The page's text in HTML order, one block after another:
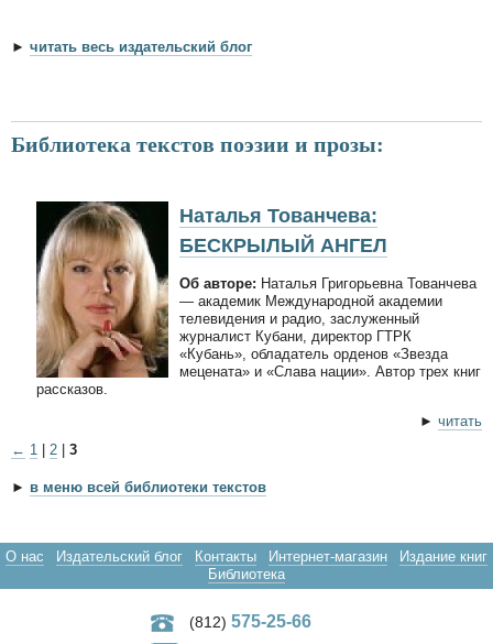
► читать весь издательский блог
Библиотека текстов поэзии и прозы:
Наталья Тованчева:
БЕСКРЫЛЫЙ АНГЕЛ
Об авторе: Наталья Григорьевна Тованчева
— академик Международной академии
телевидения и радио, заслуженный
журналист Кубани, директор ГТРК
«Кубань», обладатель орденов «Звезда
мецената» и «Слава нации». Автор трех книг
рассказов.
► читать
← 1 2 3
► в меню всей библиотеки текстов
О нас Издательский блог Контакты Интернет-магазин
Издание книг
Библиотека
(812) 575-25-66